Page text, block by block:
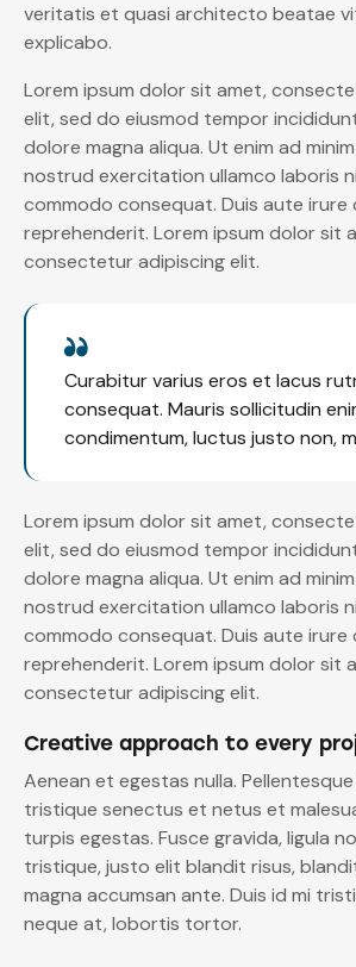
veritatis et quasi architecto beatae
explicabo.
Lorem ipsum dolor sit amet,
elit, sed do eiusmod tempor
dolore magna aliqua. Ut enim ad
nostrud exercitation ullamco laboris
commodo consequat. Duis aute irure
reprehenderit. Lorem ipsum dolor sit
consectetur adipiscing elit.
Curabitur varius eros et lacus
consequat. Mauris sollicitudin
condimentum, luctus justo non,
Lorem ipsum dolor sit amet,
elit, sed do eiusmod tempor
dolore magna aliqua. Ut enim ad
nostrud exercitation ullamco laboris
commodo consequat. Duis aute irure
reprehenderit. Lorem ipsum dolor sit
consectetur adipiscing elit.
Creative approach to every
Aenean et egestas nulla.
tristique senectus et netus et
turpis egestas. Fusce gravida, ligula
tristique, justo elit blandit risus,
magna accumsan ante. Duis id mi
neque at, lobortis tortor.